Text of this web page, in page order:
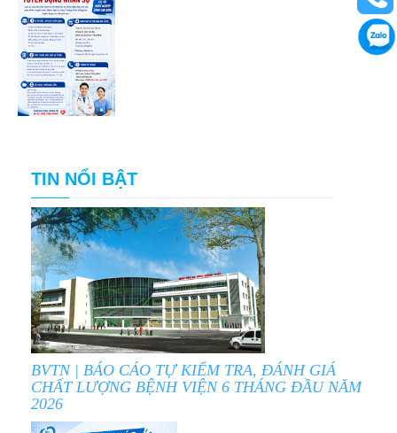
TIN NỔI BẬT
BVTN | BÁO CÁO TỰ KIỂM TRA, ĐÁNH GIÁ
CHẤT LƯỢNG BỆNH VIỆN 6 THÁNG ĐẦU NĂM
2026